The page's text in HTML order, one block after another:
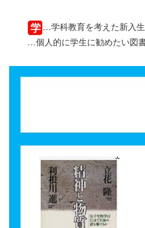
…学科教育を考えた
…個人的に学生に勧め